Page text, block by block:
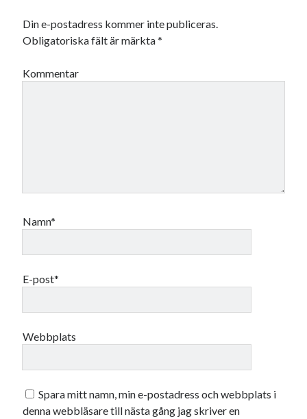
Din e-postadress kommer inte publiceras.
Obligatoriska fält är märkta*
Kommentar
Namn*
E-post*
Webbplats
Spara mitt namn, min e-postadress och webbplats i
denna webbläsare till nästa gång jag skriver en